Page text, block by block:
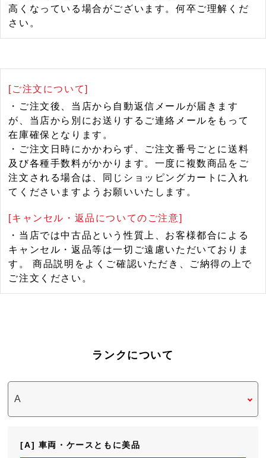
高くなっている場合がございます。何卒ご理解くだ
さい。
[ご注文について]
・ご注文後、当店から自動返信メールが届きます
が、当店から別にお送りするご連絡メールをもって
在庫確保となります。
・ご注文日時にかかわらず、ご注文番号ごとに送料
及び各種手数料がかかります。一度に複数商品をご
注文される場合は、同じショッピングカートに入れ
てくださいますようお願いいたします。
[キャンセル・返品についてのご注意]
・当店では中古品という性質上、お客様都合による
キャンセル・返品等は一切ご遠慮いただいておりま
す。 商品説明をよくご確認いただき、ご納得の上で
ご注文ください。
ランクについて
[A] 車両・ケースともに美品